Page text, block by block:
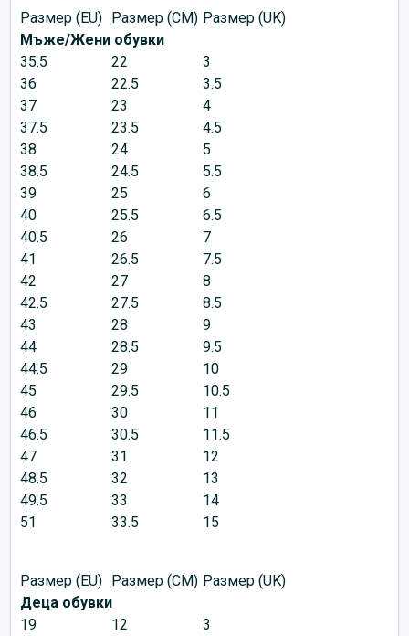
Размер (EU) Размер (CM) Размер (UK)
Мъже/Жени обувки
35.5
22
3
36
22.5
3.5
37
23
4
37.5
23.5
4.5
38
24
5
38.5
24.5
5.5
39
25
6
40
25.5
6.5
40.5
26
7
41
26.5
7.5
42
27
8
42.5
27.5
8.5
43
28
9
44
28.5
9.5
44.5
29
10
45
29.5
10.5
46
30
11
46.5
30.5
11.5
47
31
12
48.5
32
13
49.5
33
14
51
33.5 15
Размер (EU) Размер (CM) Размер (UK)
Деца обувки
19
12
3